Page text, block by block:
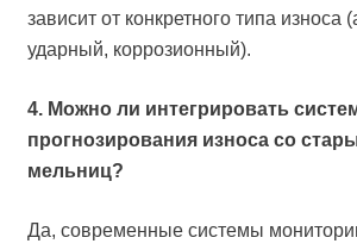
зависит от конкретного типа износа
ударный, коррозионный).
4. Можно ли интегрировать
прогнозирования износа со
мельниц?
Да, современные системы